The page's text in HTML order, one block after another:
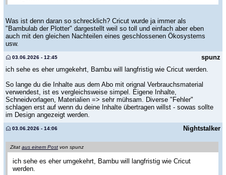
Was ist denn daran so schrecklich? Cricut wurde ja immer als
"Bambulab der Plotter" dargestellt weil so toll und einfach aber eben
auch mit den gleichen Nachteilen eines geschlossenen Ökosystems
usw.
spunz
03.06.2026 - 12:45
ich sehe es eher umgekehrt, Bambu will langfristig wie Cricut werden.
So lange du die Inhalte aus dem Abo mit orignal Verbrauchsmaterial
verwendest, ist es vergleichsweise simpel. Eigene Inhalte,
Schneidvorlagen, Materialien => sehr mühsam. Diverse "Fehler"
schlagen erst auf wenn du deine Inhalte übertragen willst - sowas sollte
im Design angezeigt werden.
Nightstalker
03.06.2026 - 14:06
Zitat aus einem Post von spunz
ich sehe es eher umgekehrt, Bambu will langfristig wie Cricut
werden.